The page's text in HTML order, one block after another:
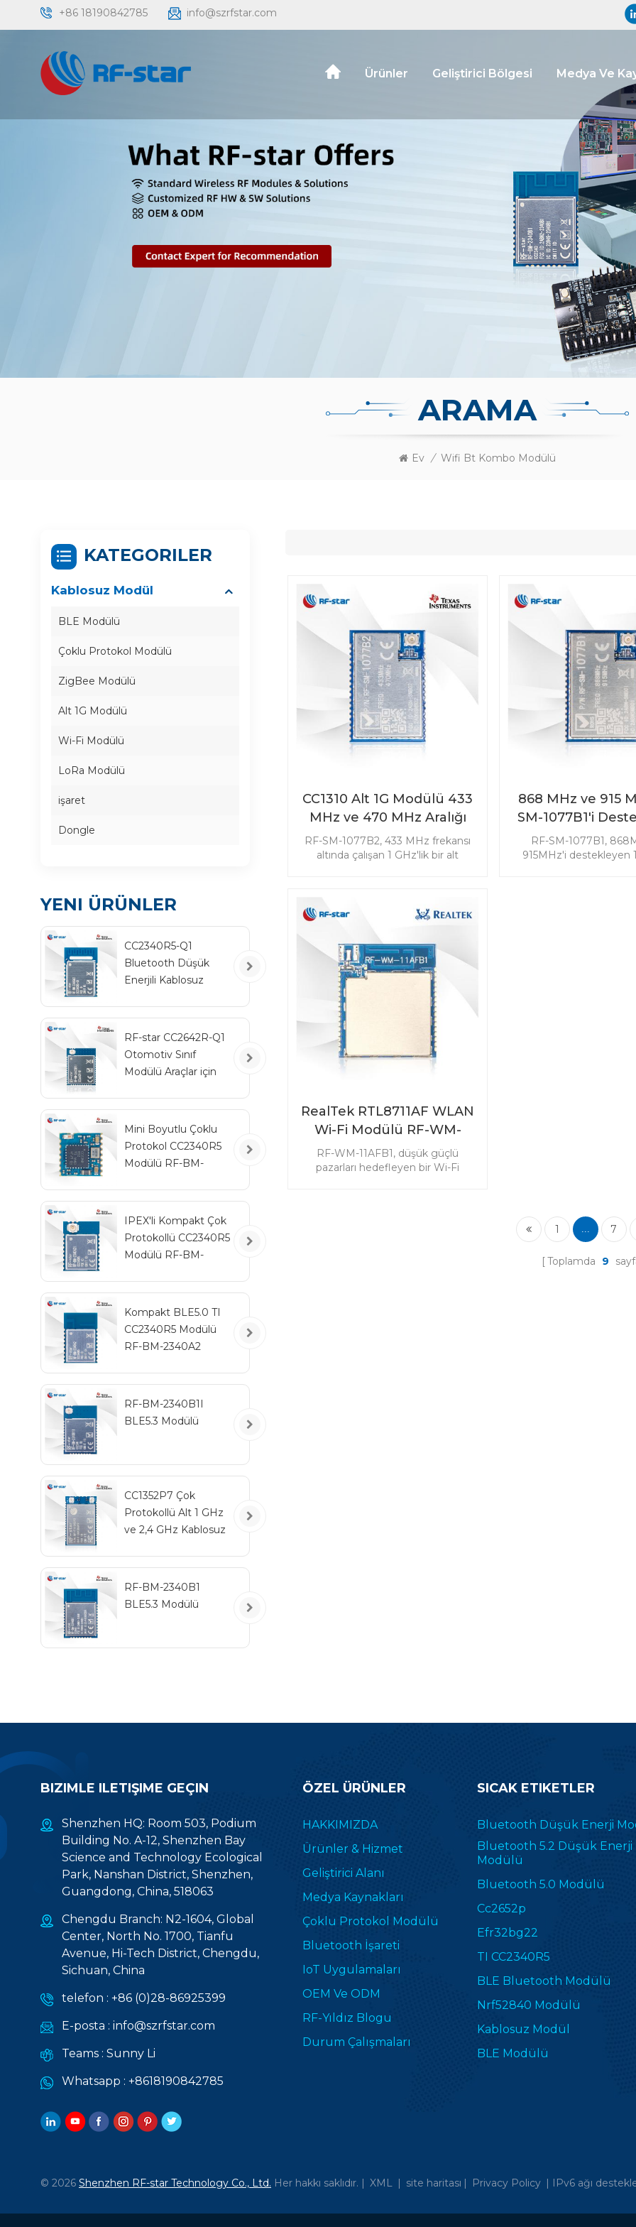
+86 18190842785 info@szrfstar.com
Ürünler Geliştirici Bölgesi Medya Ve
ARAMA
Ev / Wifi Bt Kombo Modülü
CC1310 Alt 1G Modülü 433
MHz ve 470 MHz Aralığı
RF-SM-1077B2
RF-SM-1077B2, 433 MHz frekansı
altında çalışan 1 GHz'lik bir alt
uygulamalara yöneliktir. Sensör
kullanılmaktadır. İzleme cihazlarınızı
basitleştirmek için CC1310 433 MHz
verici ve alıcı-vericiyi seçin.
868 MHz ve 915
SM-1077B1'i
CC1310 Alt 1G
RF-SM-1077B1,
915MHz'i destekleyen
RealTek RTL8711AF WLAN
Wi-Fi Modülü RF-WM-
11AFB1
RF-WM-11AFB1, düşük güçlü
pazarları hedefleyen bir Wi-Fi
1 7
Toplamda 9
KATEGORILER
Kablosuz Modül
BLE Modülü
Çoklu Protokol Modülü
ZigBee Modülü
Alt 1G Modülü
Wi-Fi Modülü
LoRa Modülü
işaret
Dongle
YENI ÜRÜNLER
CC2340R5-Q1
Bluetooth Düşük
Enerjili Kablosuz
RF-star CC2642R-Q1
Otomotiv Sınıf
Modülü Araçlar için
Mini Boyutlu Çoklu
Protokol CC2340R5
Modülü RF-BM-
IPEX'li Kompakt Çok
Protokollü CC2340R5
Modülü RF-BM-
Kompakt BLE5.0 TI
CC2340R5 Modülü
RF-BM-2340A2
RF-BM-2340B1I
BLE5.3 Modülü
CC1352P7 Çok
Protokollü Alt 1 GHz
ve 2,4 GHz Kablosuz
RF-BM-2340B1
BLE5.3 Modülü
BIZIMLE ILETIŞIME GEÇIN
Shenzhen HQ: Room 503, Podium
Building No. A-12, Shenzhen Bay
Science and Technology Ecological
Park, Nanshan District, Shenzhen,
Guangdong, China, 518063
Chengdu Branch: N2-1604, Global
Center, North No. 1700, Tianfu
Avenue, Hi-Tech District, Chengdu,
Sichuan, China
telefon : +86 (0)28-86925399
E-posta : info@szrfstar.com
Teams : Sunny Li
Whatsapp : +8618190842785
ÖZEL ÜRÜNLER
HAKKIMIZDA
Ürünler & Hizmet
Geliştirici Alanı
Medya Kaynakları
Çoklu Protokol Modülü
Bluetooth İşareti
IoT Uygulamaları
OEM Ve ODM
RF-Yıldız Blogu
Durum Çalışmaları
SICAK ETIKETLER
Bluetooth Düşük Enerji
Bluetooth 5.2 Düşük Enerji
Modülü
Bluetooth 5.0 Modülü
Cc2652p
Efr32bg22
TI CC2340R5
BLE Bluetooth Modülü
Nrf52840 Modülü
Kablosuz Modül
BLE Modülü
© 2026 Shenzhen RF-star Technology Co., Ltd. Her hakkı saklıdır. | XML | site haritası | Privacy Policy | IPv6 ağı